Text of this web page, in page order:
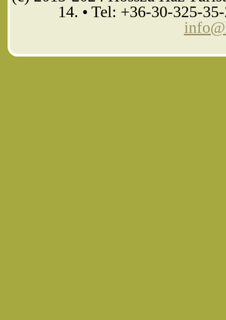
14. • Tel: +36-30-325-